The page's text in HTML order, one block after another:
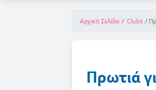
Αρχική Σελίδα Clubs
Πρωτιά